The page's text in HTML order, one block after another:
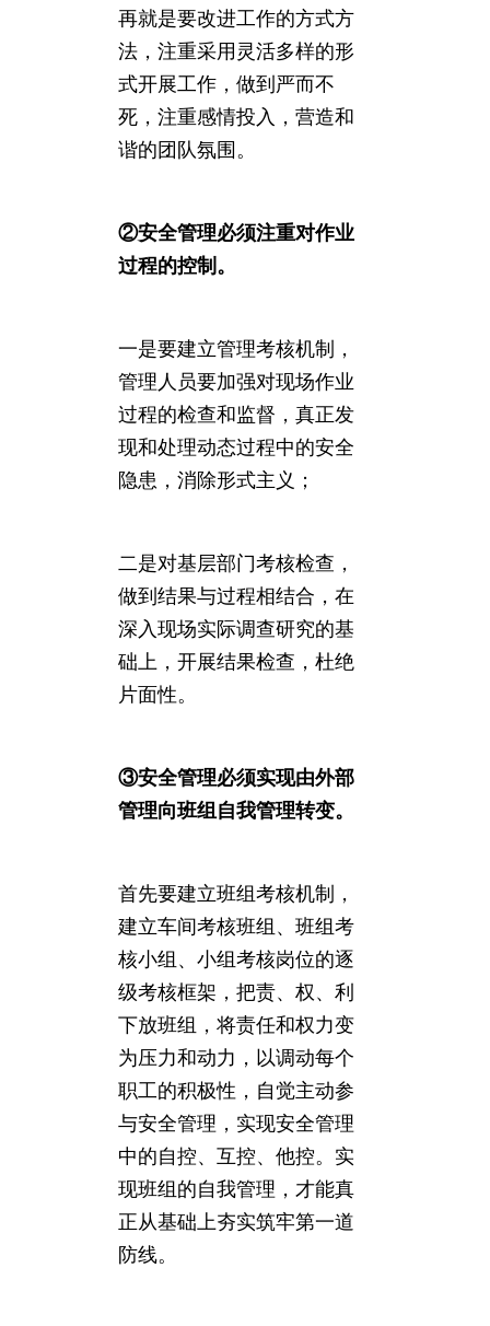
再就是要改进工作的方式方
法，注重采用灵活多样的形
式开展工作，做到严而不
死，注重感情投入，营造和
谐的团队氛围。
②安全管理必须注重对作业
过程的控制。
一是要建立管理考核机制，
管理人员要加强对现场作业
过程的检查和监督，真正发
现和处理动态过程中的安全
隐患，消除形式主义；
二是对基层部门考核检查，
做到结果与过程相结合，在
深入现场实际调查研究的基
础上，开展结果检查，杜绝
片面性。
③安全管理必须实现由外部
管理向班组自我管理转变。
首先要建立班组考核机制，
建立车间考核班组、班组考
核小组、小组考核岗位的逐
级考核框架，把责、权、利
下放班组，将责任和权力变
为压力和动力，以调动每个
职工的积极性，自觉主动参
与安全管理，实现安全管理
中的自控、互控、他控。实
现班组的自我管理，才能真
正从基础上夯实筑牢第一道
防线。